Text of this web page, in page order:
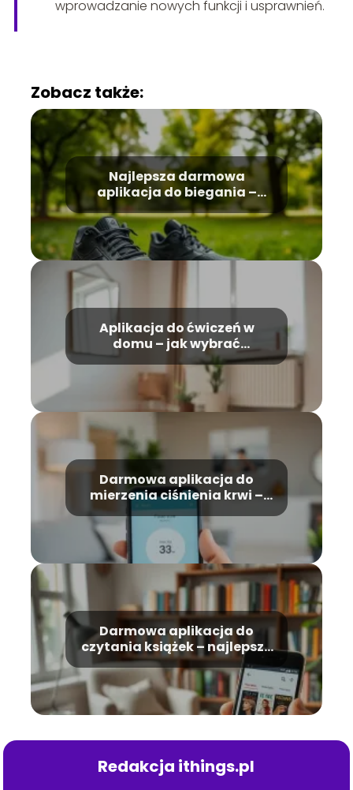
wprowadzanie nowych funkcji i usprawnień.
Zobacz także:
Najlepsza darmowa
aplikacja do biegania –
która z nich wybrać?
Aplikacja do ćwiczeń w
domu – jak wybrać
najlepszą?
Darmowa aplikacja do
mierzenia ciśnienia krwi –
jak działa?
Darmowa aplikacja do
czytania książek – najlepsze
opcje na rynku
Redakcja ithings.pl